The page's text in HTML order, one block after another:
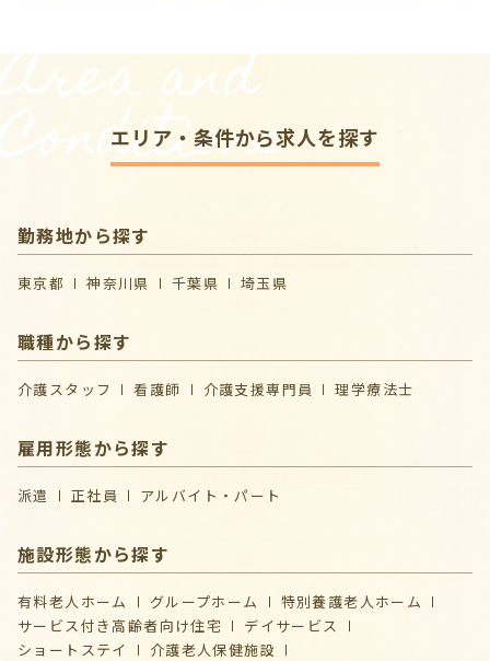
Area and
Conditions
エリア・条件から求人を探す
勤務地から探す
東京都 神奈川県 千葉県 埼玉県
職種から探す
介護スタッフ 看護師 介護支援専門員 理学療法士
雇用形態から探す
派遣 正社員 アルバイト・パート
施設形態から探す
有料老人ホーム グループホーム
特別養護老人ホーム
サービス付き高齢者向け住宅
デイサービス
ショートステイ
介護⽼⼈保健施設